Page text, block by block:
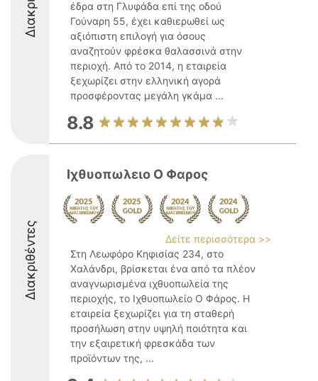
έδρα στη Γλυφάδα επί της οδού
Γούναρη 55, έχει καθιερωθεί ως
αξιόπιστη επιλογή για όσους
αναζητούν φρέσκα θαλασσινά στην
περιοχή. Από το 2014, η εταιρεία
ξεχωρίζει στην ελληνική αγορά
προσφέροντας μεγάλη γκάμα ...
8.8
Διακριθέντες
Ιχθυοπωλειο Ο Φαρος
Δείτε περισσότερα >>
Στη Λεωφόρο Κηφισίας 234, στο
Χαλάνδρι, βρίσκεται ένα από τα πλέον
αναγνωρισμένα ιχθυοπωλεία της
περιοχής, το Ιχθυοπωλείο Ο Φάρος. Η
εταιρεία ξεχωρίζει για τη σταθερή
προσήλωση στην υψηλή ποιότητα και
την εξαιρετική φρεσκάδα των
προϊόντων της, ...